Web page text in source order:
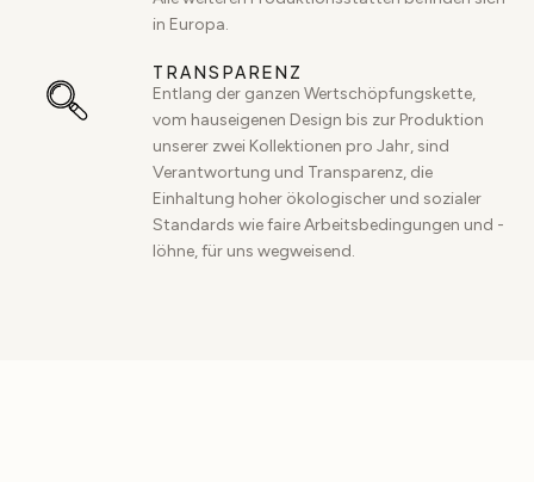
in Europa.
TRANSPARENZ
Entlang der ganzen Wertschöpfungskette,
vom hauseigenen Design bis zur Produktion
unserer zwei Kollektionen pro Jahr, sind
Verantwortung und Transparenz, die
Einhaltung hoher ökologischer und sozialer
Standards wie faire Arbeitsbedingungen und -
löhne, für uns wegweisend.